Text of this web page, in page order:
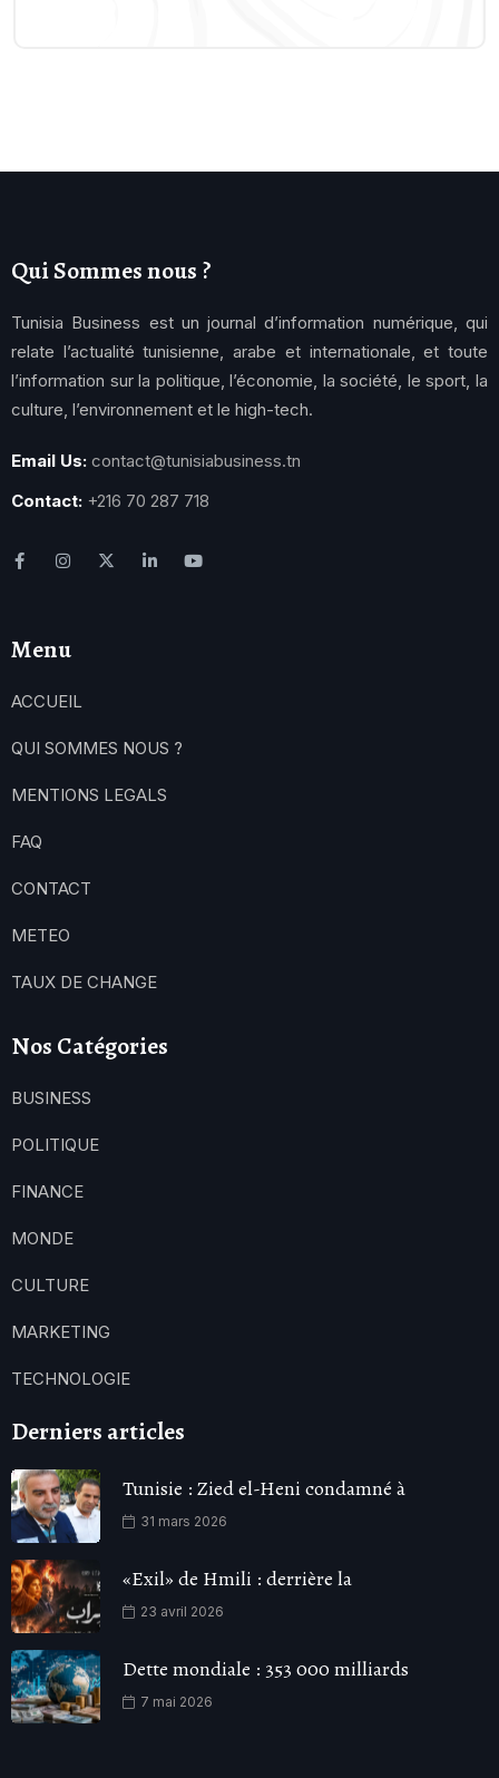
Qui Sommes nous ?
Tunisia Business est un journal d’information numérique, qui
relate l’actualité tunisienne, arabe et internationale, et toute
l’information sur la politique, l’économie, la société, le sport, la
culture, l’environnement et le high-tech.
Email Us: contact@tunisiabusiness.tn
Contact: +216 70 287 718
Menu
ACCUEIL
QUI SOMMES NOUS ?
MENTIONS LEGALS
FAQ
CONTACT
METEO
TAUX DE CHANGE
Nos Catégories
BUSINESS
POLITIQUE
FINANCE
MONDE
CULTURE
MARKETING
TECHNOLOGIE
Derniers articles
Tunisie : Zied el-Heni condamné à
31 mars 2026
«Exil» de Hmili : derrière la
23 avril 2026
Dette mondiale : 353 000 milliards
7 mai 2026